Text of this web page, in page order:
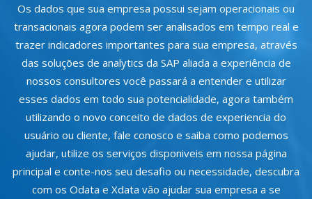
Os dados que sua empresa possui sejam operacionais ou
transacionais agora podem ser analisados em tempo real e
trazer indicadores importantes para sua empresa, através
das soluções de analytics da SAP aliada a experiência de
nossos consultores você passará a entender e utilizar
esses dados em todo sua potencialidade, agora também
utilizando o novo conceito de dados de experiencia do
usuário ou cliente, fale conosco e saiba como podemos
ajudar, utilize os serviços disponiveis em nossa página
principal e conte-nos seu desafio ou necessidade, descubra
com os Odata e Xdata vão ajudar sua empresa a se